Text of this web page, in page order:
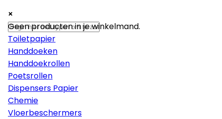
×
Papier
Toiletpapier
Handdoeken
Handdoekrollen
Poetsrollen
Dispensers Papier
Chemie
Vloerbeschermers
×
×
Geen producten in je winkelmand.